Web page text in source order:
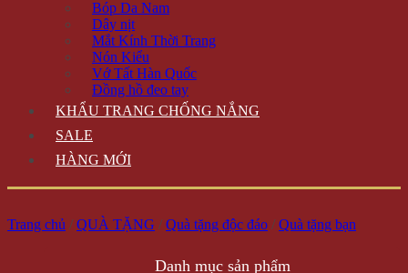
Bóp Da Nam
Dây nịt
Mắt Kính Thời Trang
Nón Kiểu
Vớ Tất Hàn Quốc
Đồng hồ đeo tay
KHẨU TRANG CHỐNG NẮNG
SALE
HÀNG MỚI
Trang chủ / QUÀ TẶNG / Quà tặng độc đáo / Quà tặng bạn
Danh mục sản phẩm